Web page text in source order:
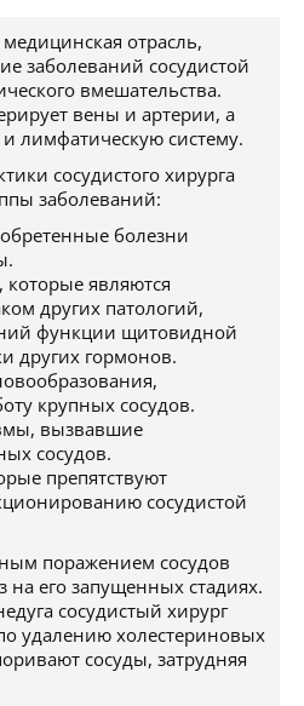
отрасль,
заболеваний сосудистой
вмешательства.
вены и артерии, а
лимфатическую систему.
сосудистого хирурга
заболеваний:
болезни
которые являются
других патологий,
функции щитовидной
других гормонов.
крупных сосудов.
вызвавшие
сосудов.
препятствуют
сосудистой
поражением сосудов
на его запущенных стадиях.
сосудистый хирург
удалению холестериновых
сосуды, затрудняя